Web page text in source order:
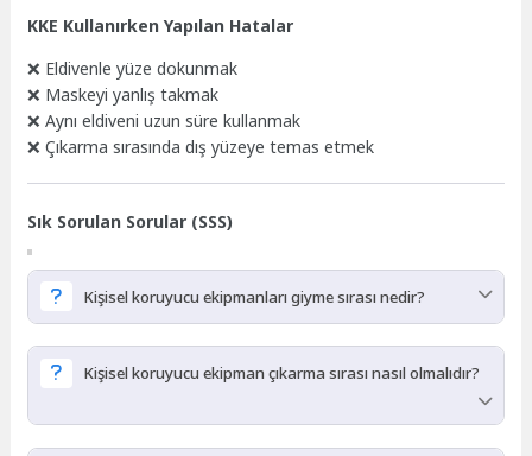
KKE Kullanırken Yapılan Hatalar
❌ Eldivenle yüze dokunmak
❌ Maskeyi yanlış takmak
❌ Aynı eldiveni uzun süre kullanmak
❌ Çıkarma sırasında dış yüzeye temas etmek
Sık Sorulan Sorular (SSS)
Kişisel koruyucu ekipmanları giyme sırası nedir?
Genellikle:
şeklindedir.
Kişisel koruyucu ekipman çıkarma sırası nasıl olmalıdır?